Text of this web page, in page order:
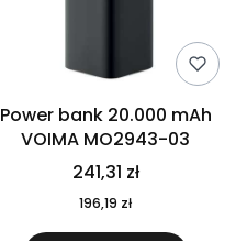
Power bank 20.000 mAh
VOIMA MO2943-03
241,31 zł
196,19 zł